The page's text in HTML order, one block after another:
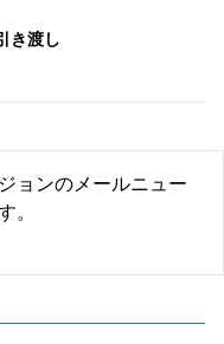
き渡し
ョンのメールニュー
。